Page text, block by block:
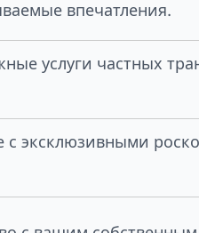
впечатления.
услуги частных
с эксклюзивными